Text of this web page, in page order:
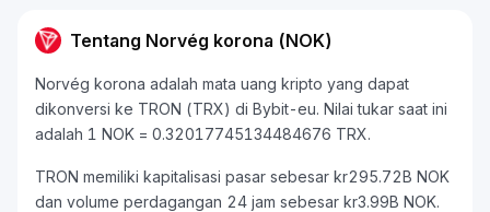
Tentang Norvég korona (NOK)
Norvég korona adalah mata uang kripto yang dapat
dikonversi ke TRON (TRX) di Bybit-eu. Nilai tukar saat ini
adalah 1 NOK = 0.32017745134484676 TRX.
TRON memiliki kapitalisasi pasar sebesar kr295.72B NOK
dan volume perdagangan 24 jam sebesar kr3.99B NOK.